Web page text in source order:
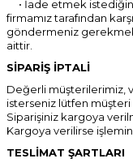
• İade etmek
firmamız tarafından
göndermeniz
aittir.
SİPARİŞ İPTALİ
Değerli müşterilerimiz,
isterseniz lütfen
Siparişiniz kargoya
Kargoya verilirse
TESLİMAT ŞARTLARI